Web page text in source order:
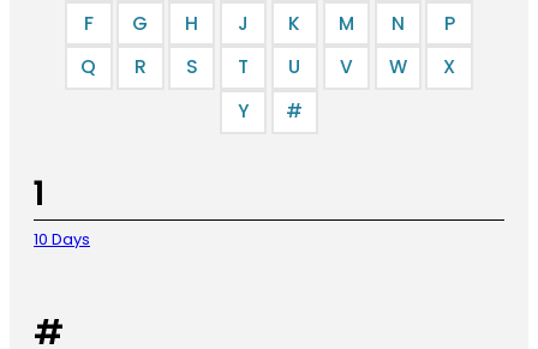
F
G H J K M N
P
Q
R S T U V W
X
Y
#
1
10 Days
#